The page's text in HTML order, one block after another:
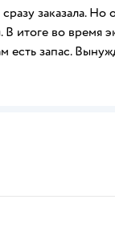
заказала.
итоге во время
есть запас.